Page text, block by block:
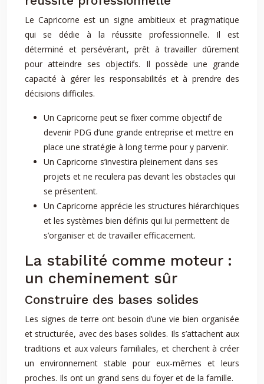
Le Capricorne est un signe ambitieux et pragmatique
qui se dédie à la réussite professionnelle. Il est
déterminé et persévérant, prêt à travailler dûrement
pour atteindre ses objectifs. Il possède une grande
capacité à gérer les responsabilités et à prendre des
décisions difficiles.
Un Capricorne peut se fixer comme objectif de
devenir PDG d’une grande entreprise et mettre en
place une stratégie à long terme pour y parvenir.
Un Capricorne s’investira pleinement dans ses
projets et ne reculera pas devant les obstacles qui
se présentent.
Un Capricorne apprécie les structures hiérarchiques
et les systèmes bien définis qui lui permettent de
s’organiser et de travailler efficacement.
La stabilité comme moteur :
un cheminement sûr
Construire des bases solides
Les signes de terre ont besoin d’une vie bien organisée
et structurée, avec des bases solides. Ils s’attachent aux
traditions et aux valeurs familiales, et cherchent à créer
un environnement stable pour eux-mêmes et leurs
proches. Ils ont un grand sens du foyer et de la famille.